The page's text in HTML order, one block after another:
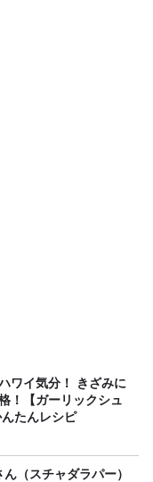
ワイ気分！ きざみに
！【ガーリックシュ
たんレシピ
（スチャダラパー）